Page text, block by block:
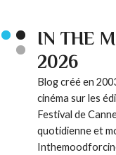
IN THE
2026
Blog créé en
cinéma sur les
Festival de
quotidienne et